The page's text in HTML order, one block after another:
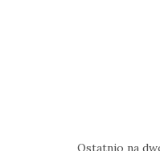
Ostatnio na